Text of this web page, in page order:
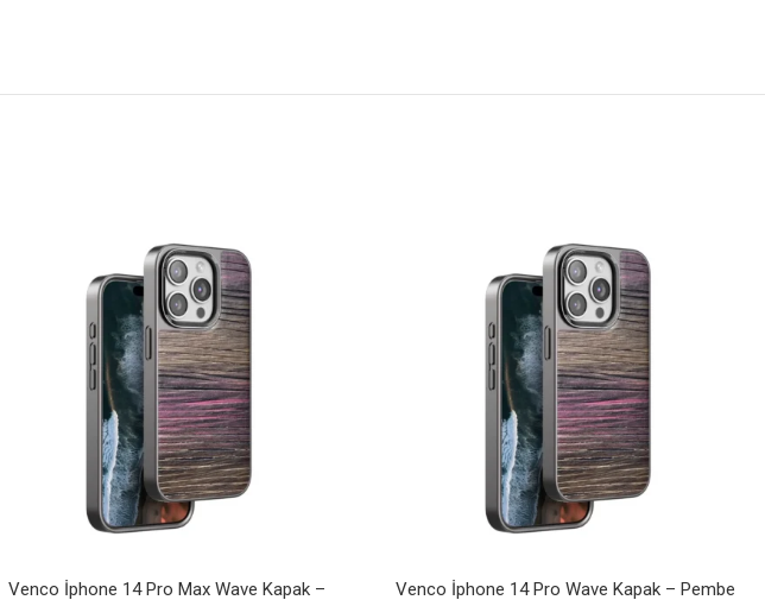
Venco İphone 14 Pro Max Wave Kapak – Venco İphone 14 Pro Wave Kapak – Pembe